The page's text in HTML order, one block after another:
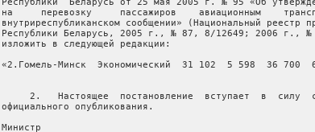
на     перевозку     пассажиров    авиационным
внутриреспубликанском сообщении» (Национальный реестр
Республики Беларусь, 2005 г., № 87, 8/12649; 2006 г.,
изложить в следующей редакции:
«2.Гомель-Минск  Экономический  31 102  5 598  36 700
2.   Настоящее  постановление  вступает  в  силу
официального опубликования.
Министр